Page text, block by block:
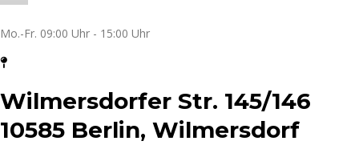
Mo.-Fr. 09:00 Uhr - 15:00 Uhr
Wilmersdorfer Str. 145/146
10585 Berlin, Wilmersdorf